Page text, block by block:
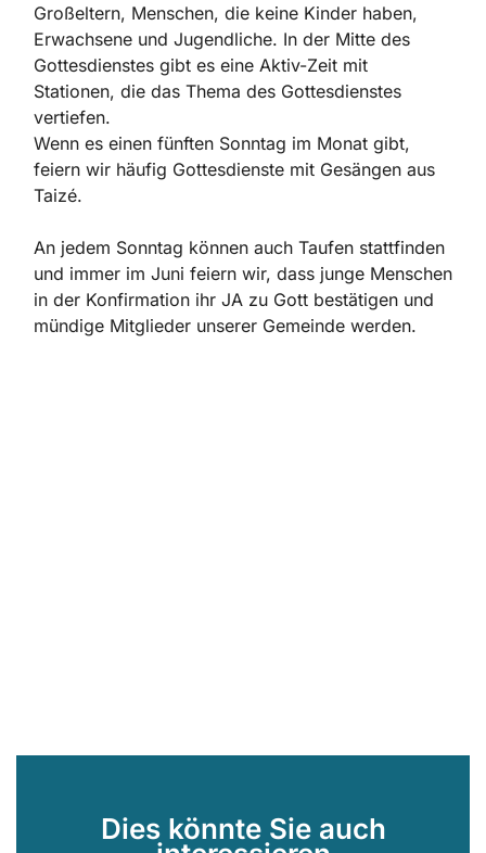
Großeltern, Menschen, die keine Kinder haben,
Erwachsene und Jugendliche. In der Mitte des
Gottesdienstes gibt es eine Aktiv-Zeit mit
Stationen, die das Thema des Gottesdienstes
vertiefen.
Wenn es einen fünften Sonntag im Monat gibt,
feiern wir häufig Gottesdienste mit Gesängen aus
Taizé.
An jedem Sonntag können auch Taufen stattfinden
und immer im Juni feiern wir, dass junge Menschen
in der Konfirmation ihr JA zu Gott bestätigen und
mündige Mitglieder unserer Gemeinde werden.
Dies könnte Sie auch